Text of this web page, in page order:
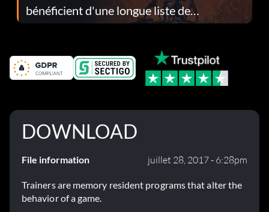
bénéficient d'une longue liste de
corrections dans la mise à jour 1.0.4
DOWNLOAD
File information juillet 28, 2017 - 6:28pm
Trainers are memory resident programs that alter the
behavior of a game.